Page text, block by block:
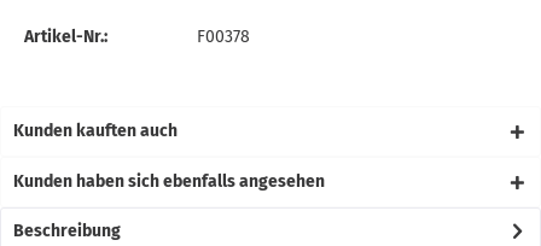
Artikel-Nr.: F00378
Kunden kauften auch
Kunden haben sich ebenfalls angesehen
Beschreibung